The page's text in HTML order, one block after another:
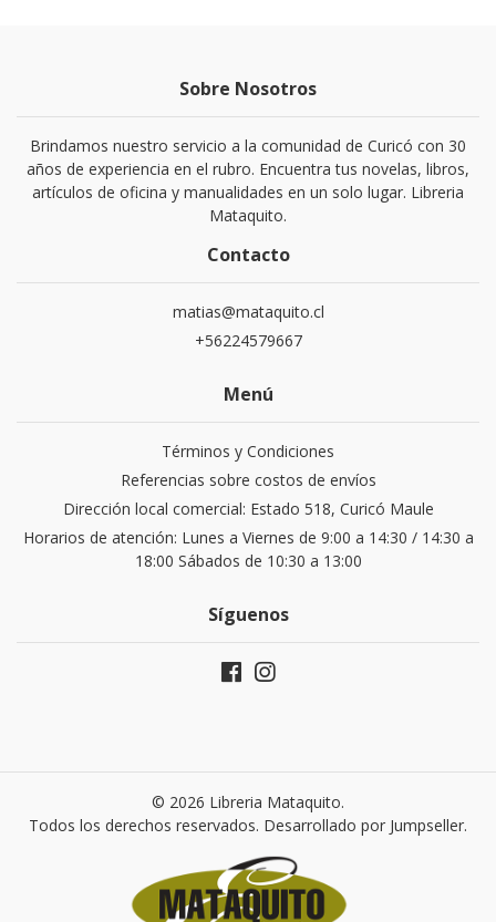
Sobre Nosotros
Brindamos nuestro servicio a la comunidad de Curicó con 30
años de experiencia en el rubro. Encuentra tus novelas, libros,
artículos de oficina y manualidades en un solo lugar. Libreria
Mataquito.
Contacto
matias@mataquito.cl
+56224579667
Menú
Términos y Condiciones
Referencias sobre costos de envíos
Dirección local comercial: Estado 518, Curicó Maule
Horarios de atención: Lunes a Viernes de 9:00 a 14:30 / 14:30 a
18:00 Sábados de 10:30 a 13:00
Síguenos
© 2026 Libreria Mataquito.
Todos los derechos reservados. Desarrollado por Jumpseller.